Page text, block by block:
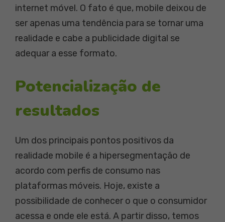
internet móvel. O fato é que, mobile deixou de
ser apenas uma tendência para se tornar uma
realidade e cabe a publicidade digital se
adequar a esse formato.
Potencialização de
resultados
Um dos principais pontos positivos da
realidade mobile é a hipersegmentação de
acordo com perfis de consumo nas
plataformas móveis. Hoje, existe a
possibilidade de conhecer o que o consumidor
acessa e onde ele está. A partir disso, temos